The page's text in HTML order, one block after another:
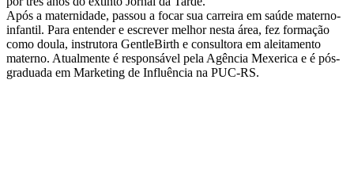
Após a maternidade, passou a focar sua carreira em saúde materno-
infantil. Para entender e escrever melhor nesta área, fez formação
como doula, instrutora GentleBirth e consultora em aleitamento
materno. Atualmente é responsável pela Agência Mexerica e é pós-
graduada em Marketing de Influência na PUC-RS.